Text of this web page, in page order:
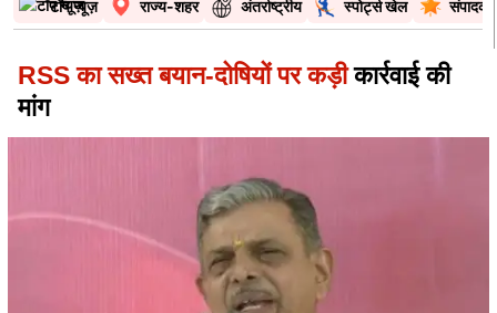
टॉप न्यूज़ राज्य-शहर अंतर्राष्ट्रीय स्पोर्ट्स खेल
RSS का सख्त बयान-दोषियों पर कड़ीकार्रवाई की
मांग